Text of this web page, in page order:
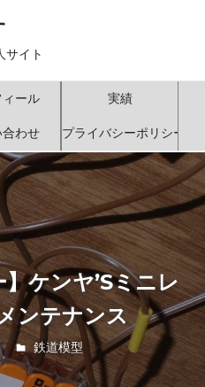
サイト
ール
実績
わせ プライバシーポリシー
【ジョイナー交換
ミニレイアウト
2026-07-30